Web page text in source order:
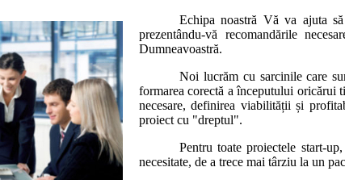
Echipa noastră Vă va ajuta
prezentându-vă recomandările
Dumneavoastră.
Noi lucrăm cu sarcinile care
formarea corectă a începutului oricărui
necesare, definirea viabilității și
proiect cu "dreptul".
Pentru toate proiectele start-
necesitate, de a trece mai târziu la un